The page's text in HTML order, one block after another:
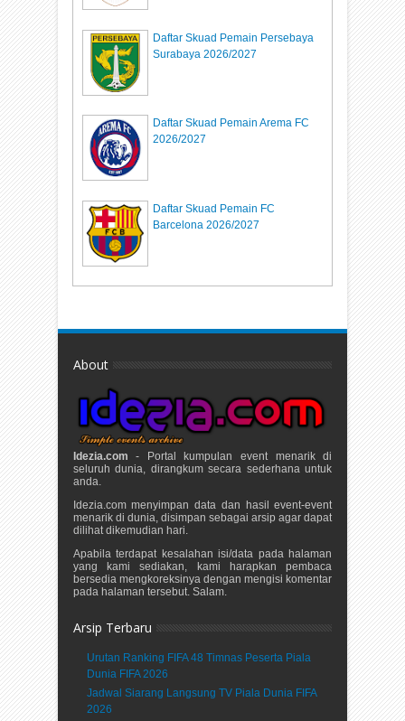
Daftar Skuad Pemain Persebaya
Surabaya 2026/2027
Daftar Skuad Pemain Arema FC
2026/2027
Daftar Skuad Pemain FC
Barcelona 2026/2027
About
Idezia.com - Portal kumpulan event menarik di
seluruh dunia, dirangkum secara sederhana untuk
anda.
Idezia.com menyimpan data dan hasil event-event
menarik di dunia, disimpan sebagai arsip agar dapat
dilihat dikemudian hari.
Apabila terdapat kesalahan isi/data pada halaman
yang kami sediakan, kami harapkan pembaca
bersedia mengkoreksinya dengan mengisi komentar
pada halaman tersebut. Salam.
Arsip Terbaru
Urutan Ranking FIFA 48 Timnas Peserta Piala
Dunia FIFA 2026
Jadwal Siarang Langsung TV Piala Dunia FIFA
2026